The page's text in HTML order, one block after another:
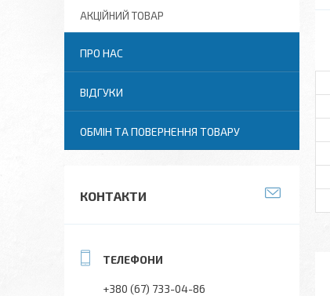
АКЦІЙНИЙ ТОВАР
ПРО НАС
ВІДГУКИ
ОБМІН ТА ПОВЕРНЕННЯ ТОВАРУ
КОНТАКТИ
+380 (67) 733-04-86